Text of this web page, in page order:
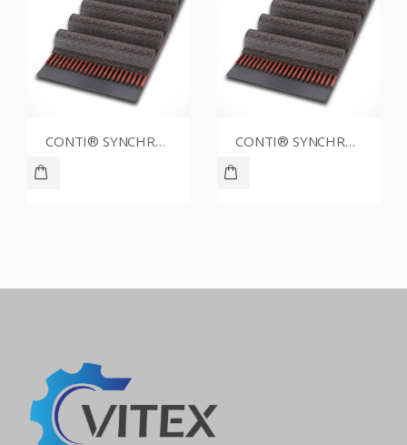
CONTI® SYNCHROBELT 88XL031 CONTI® SYNCHROBELT 54XL025